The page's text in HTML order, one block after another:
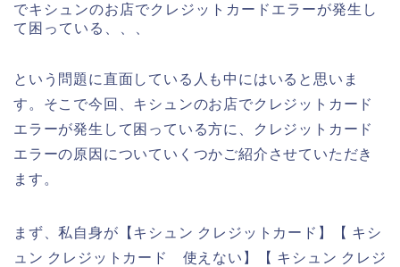
でキシュンのお店でクレジットカードエラーが発生し
て困っている、、、
という問題に直面している人も中にはいると思いま
す。そこで今回、キシュンのお店でクレジットカード
エラーが発生して困っている方に、クレジットカード
エラーの原因についていくつかご紹介させていただき
ます。
まず、私自身が【キシュン クレジットカード】【 キシ
ュン クレジットカード 使えない】【 キシュン クレジ